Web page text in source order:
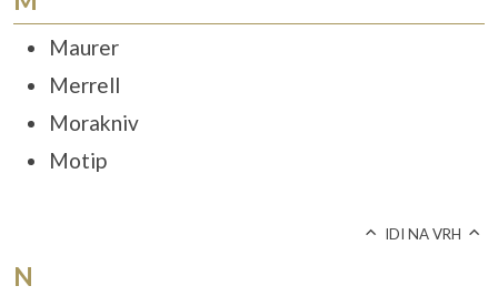
Maurer
Merrell
Morakniv
Motip
IDI NA VRH
N